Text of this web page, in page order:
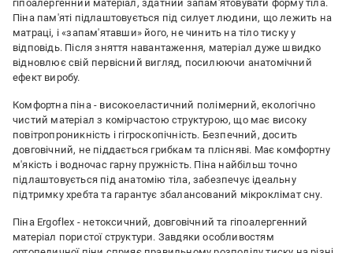
гіпоалергенний матеріал, здатний запам'ятовувати форму тіла.
Піна пам'яті підлаштовується під силует людини, що лежить на
матраці, і «запам'ятавши» його, не чинить на тіло тиску у
відповідь. Після зняття навантаження, матеріал дуже швидко
відновлює свій первісний вигляд, посилюючи анатомічний
ефект виробу.
Комфортна піна - високоеластичний полімерний, екологічно
чистий матеріал з комірчастою структурою, що має високу
повітропроникність і гігроскопічність. Безпечний, досить
довговічний, не піддається грибкам та плісняві. Має комфортну
м'якість і водночас гарну пружність. Піна найбільш точно
підлаштовується під анатомію тіла, забезпечує ідеальну
підтримку хребта та гарантує збалансований мікроклімат сну.
Піна Ergoflex - нетоксичний, довговічний та гіпоалергенний
матеріал пористої структури. Завдяки особливостям